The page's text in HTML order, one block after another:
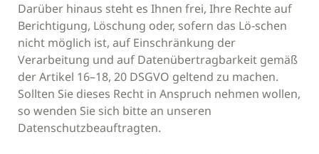
Darüber hinaus steht es Ihnen frei, Ihre Rechte auf
Berichtigung, Löschung oder, sofern das Lö-schen
nicht möglich ist, auf Einschränkung der
Verarbeitung und auf Datenübertragbarkeit gemäß
der Artikel 16–18, 20 DSGVO geltend zu machen.
Sollten Sie dieses Recht in Anspruch nehmen wollen,
so wenden Sie sich bitte an unseren
Datenschutzbeauftragten.